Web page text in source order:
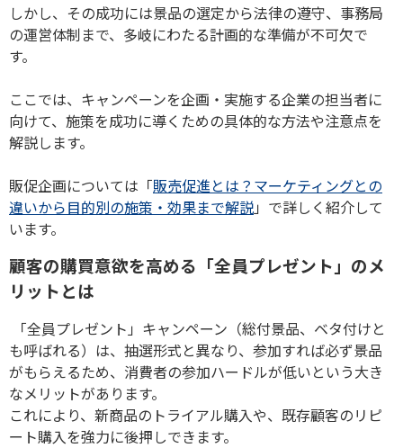
しかし、その成功には景品の選定から法律の遵守、事務局
の運営体制まで、多岐にわたる計画的な準備が不可欠で
す。
ここでは、キャンペーンを企画・実施する企業の担当者に
向けて、施策を成功に導くための具体的な方法や注意点を
解説します。
販促企画については「販売促進とは？マーケティングとの
違いから目的別の施策・効果まで解説」で詳しく紹介して
います。
顧客の購買意欲を高める「全員プレゼント」のメ
リットとは
「全員プレゼント」キャンペーン（総付景品、ベタ付けと
も呼ばれる）は、抽選形式と異なり、参加すれば必ず景品
がもらえるため、消費者の参加ハードルが低いという大き
なメリットがあります。
これにより、新商品のトライアル購入や、既存顧客のリピ
ート購入を強力に後押しできます。